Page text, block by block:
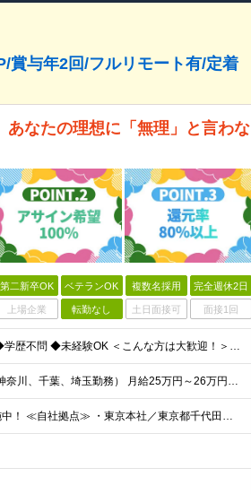
賞与年2回/フルリモート有/定着
あなたの理想に「無理」と言わな
第二新卒OK ベテランOK 複数名採用 完全週休2日
上場企業 転勤なし 土日面接可 面接1回
＜エンジニアのご経験浅い方／スクール卒OK＞ ◆学歴不問 ◆未経験OK ＜こんな方は大歓迎！＞ ◎今の収入に不満がある方 ◎新しい言語・スキルに挑戦したい方 ◎腰を据えて活躍したい方 ◎頑張りを評価
社員の約9割が年収UP！ ■首都圏エリア（東京、神奈川、千葉、埼玉勤務） 月給25万円～26万円（固定残業代含む） ※固定残業代は、時間外労働の有無に関わらず17時間分を30,000円～31,200
◆2/3以上のプロジェクトでリモートワークを実施中！ ≪自社拠点≫ ・東京本社／東京都千代田区丸の内二丁目6番1号 丸の内パークビルディング6階 ・関西支社／⼤阪府⼤阪市中央区安⼟町2-3-13 ⼤